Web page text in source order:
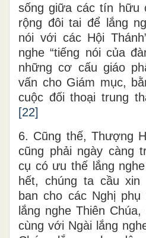
sống giữa các tín hữu
rộng đôi tai để lắng
nói với các Hội
nghe “tiếng nói của
những cơ cấu giáo
vấn cho Giám mục,
cuộc đối thoại trung
[22]
6. Cũng thế, Thượng
cũng phải ngày càng
cụ có ưu thế lắng
hết, chúng ta cầu xin
ban cho các Nghị
lắng nghe Thiên
cùng với Ngài lắng